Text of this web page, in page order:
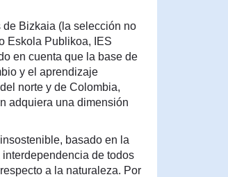
de Bizkaia (la selección no
Eskola Publikoa, IES
en cuenta que la base de
y el aprendizaje
norte y de Colombia,
adquiera una dimensión
basado en la
de todos
a la naturaleza. Por